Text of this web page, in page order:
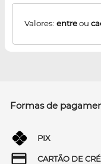
Valores: entreou
Formas de
PIX
CARTÃO DE